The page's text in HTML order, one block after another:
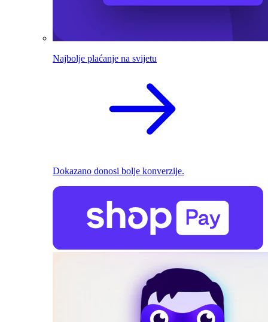
Najbolje plaćanje na svijetu
Dokazano donosi bolje konverzije.